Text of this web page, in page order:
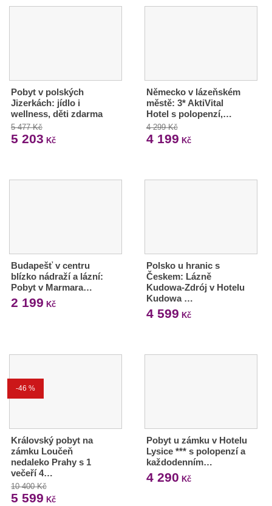
Pobyt v polských
Jizerkách: jídlo i
wellness, děti zdarma
5 477 Kč
5 203 Kč
Německo v lázeňském
městě: 3* AktiVital
Hotel s polopenzí,…
4 299 Kč
4 199 Kč
Budapešť v centru
blízko nádraží a lázní:
Pobyt v Marmara…
2 199 Kč
Polsko u hranic s
Českem: Lázně
Kudowa-Zdrój v Hotelu
Kudowa …
4 599 Kč
-46 %
Královský pobyt na
zámku Loučeň
nedaleko Prahy s 1
večeří 4…
10 400 Kč
5 599 Kč
Pobyt u zámku v Hotelu
Lysice *** s polopenzí a
každodenním…
4 290 Kč